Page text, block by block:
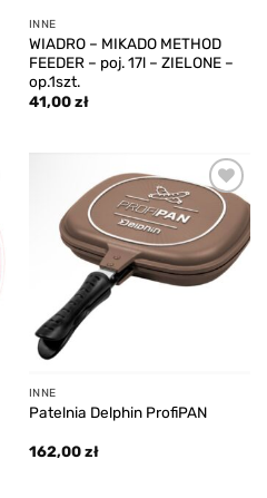
INNE
WIADRO – MIKADO METHOD
FEEDER – poj. 17l – ZIELONE –
op.1szt.
41,00zł
Add to
wishlist
INNE
Patelnia Delphin ProfiPAN
162,00zł